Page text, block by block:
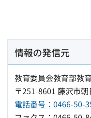
情報の発信元
教育委員会教育部教
〒251-8601 藤沢市
電話番号：0466-50-